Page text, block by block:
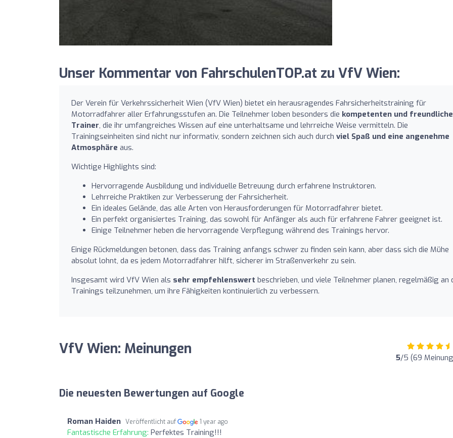
Unser Kommentar von FahrschulenTOP.at zu VfV Wien:
Der Verein für Verkehrssicherheit Wien (VfV Wien) bietet ein herausragendes Fahrsicherheitstraining für
Motorradfahrer aller Erfahrungsstufen an. Die Teilnehmer loben besonders die kompetenten und
Trainer, die ihr umfangreiches Wissen auf eine unterhaltsame und lehrreiche Weise vermitteln. Die
Trainingseinheiten sind nicht nur informativ, sondern zeichnen sich auch durch viel Spaß und eine angenehme
Atmosphäre aus.
Wichtige Highlights sind:
Hervorragende Ausbildung und individuelle Betreuung durch erfahrene Instruktoren.
Lehrreiche Praktiken zur Verbesserung der Fahrsicherheit.
Ein ideales Gelände, das alle Arten von Herausforderungen für Motorradfahrer bietet.
Ein perfekt organisiertes Training, das sowohl für Anfänger als auch für erfahrene Fahrer geeignet ist.
Einige Teilnehmer heben die hervorragende Verpflegung während des Trainings hervor.
Einige Rückmeldungen betonen, dass das Training anfangs schwer zu finden sein kann, aber dass sich die Mühe
absolut lohnt, da es jedem Motorradfahrer hilft, sicherer im Straßenverkehr zu sein.
Insgesamt wird VfV Wien als sehr empfehlenswert beschrieben, und viele Teilnehmer planen, regelmäßig an
Trainings teilzunehmen, um ihre Fähigkeiten kontinuierlich zu verbessern.
VfV Wien: Meinungen 5/5 (69
Die neuesten Bewertungen auf Google
Roman Haiden Veröffentlicht auf 1 year ago
Fantastische Erfahrung: Perfektes Training!!!